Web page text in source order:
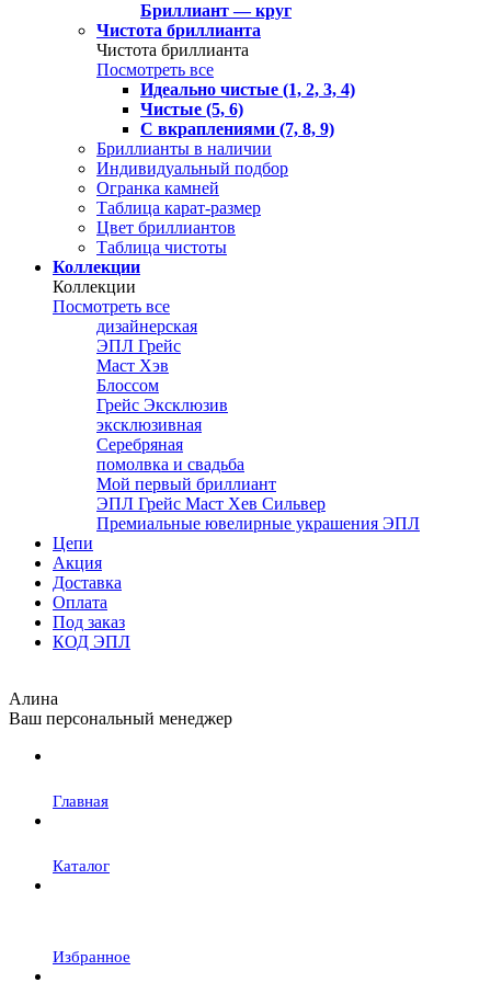
Бриллиант — круг
Чистота бриллианта
Чистота бриллианта
Посмотреть все
Идеально чистые (1, 2, 3, 4)
Чистые (5, 6)
С вкраплениями (7, 8, 9)
Бриллианты в наличии
Индивидуальный подбор
Огранка камней
Таблица карат-размер
Цвет бриллиантов
Таблица чистоты
Коллекции
Коллекции
Посмотреть все
дизайнерская
ЭПЛ Грейс
Маст Хэв
Блоссом
Грейс Эксклюзив
эксклюзивная
Серебряная
помолвка и свадьба
Мой первый бриллиант
ЭПЛ Грейс Маст Хев Сильвер
Премиальные ювелирные украшения ЭПЛ
Цепи
Акция
Доставка
Оплата
Под заказ
КОД ЭПЛ
Алина
Ваш персональный менеджер
Главная
Каталог
Избранное